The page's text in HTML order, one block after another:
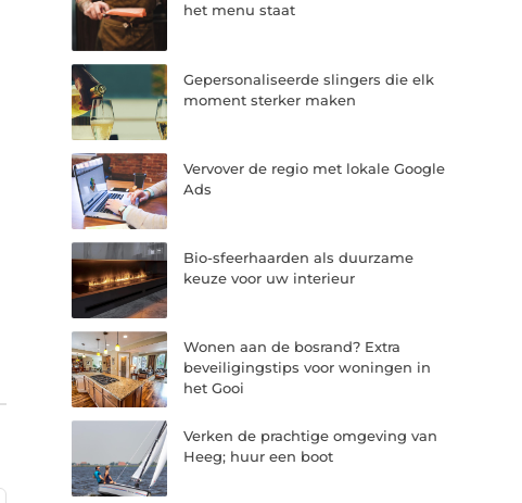
het menu staat
Gepersonaliseerde slingers die elk
moment sterker maken
Vervover de regio met lokale Google
Ads
Bio-sfeerhaarden als duurzame
keuze voor uw interieur
Wonen aan de bosrand? Extra
beveiligingstips voor woningen in
het Gooi
Verken de prachtige omgeving van
Heeg; huur een boot